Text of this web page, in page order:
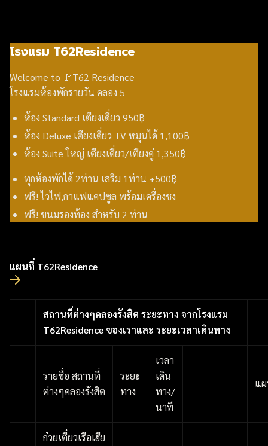
โรงแรม T62Residence
Welcome to 🚩T62 Residence
โรงแรมห้องพักรายวัน คลอง 5
ห้อง Standard เตียงเดี่ยว 950฿
ห้อง Deluxe เตียงเดี่ยว TV หมุนได้ 1,100฿
ห้อง Suite ใหญ่ เตียงเดี่ยว/เตียงคู่ 1,350฿
ทุกห้องพักได้ 2ท่าน เสริม 1ท่าน +500฿
ฟรี! ไวไฟ,กาแฟแคปซูล พร้อมเครื่องชง
ฟรี! ขนมรองท้อง สำหรับ 2 ท่าน
แผนที่ T62Residence
สถานที่ต่างๆคลองรังสิต ระยะทาง จากโรงแรม
T62Residence ของเราและ ระยะเวลาเดินทาง
รายชื่อ สถานที่
ต่างๆคลองรังสิต
ระยะ
ทาง
เวลา
เดิน
ทาง/
นาที
แ
ก๋วยเตี๋ยวเรือเฮีย